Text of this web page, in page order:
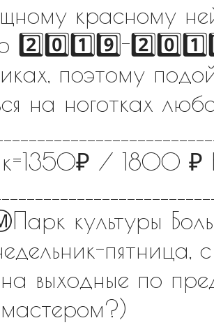
красному
2️⃣0️⃣1️⃣9️⃣-
поэтому
на ноготках
/ 1800 ₽
культуры
выходные по